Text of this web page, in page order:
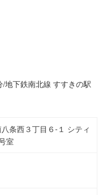
地下鉄南北線 すすきの駅
条西３丁目６-１ シティ
室